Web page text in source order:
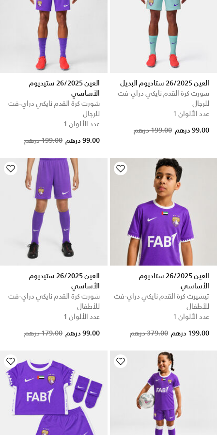
العين 26/2025 ستاديوم البديل
شورت كرة القدم نايكي دراي-فت
للرجال
عدد الألوان 1
Price reduced from
199.00 درهم to 99.00 درهم
العين 26/2025 ستيديوم
الأساسي
شورت كرة القدم نايكي دراي-فت
للرجال
عدد الألوان 1
Price reduced from
199.00 درهم to 99.00 درهم
العين 26/2025 ستاديوم
الأساسي
تيشيرت كرة القدم نايكي دراي-فت
للأطفال
عدد الألوان 1
Price reduced from
379.00 درهم to 199.00 درهم
العين 26/2025 ستيديوم
الأساسي
شورت كرة القدم نايكي دراي-فت
للأطفال
عدد الألوان 1
Price reduced from
179.00 درهم to 99.00 درهم